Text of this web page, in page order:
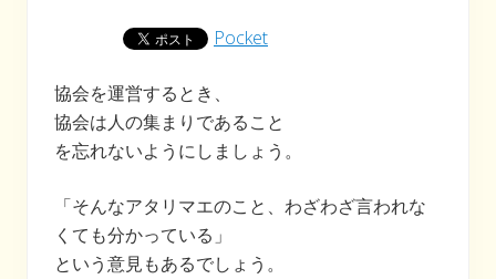
Pocket
協会を運営するとき、
協会は人の集まりであること
を忘れないようにしましょう。
「そんなアタリマエのこと、わざわざ言われな
くても分かっている」
という意見もあるでしょう。